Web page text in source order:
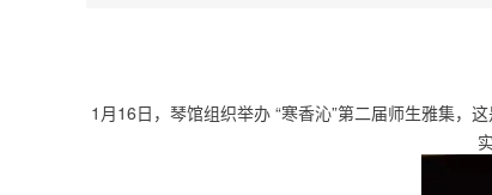
1月16日，琴馆组织举办 “寒香沁”第二届师生雅集，
实